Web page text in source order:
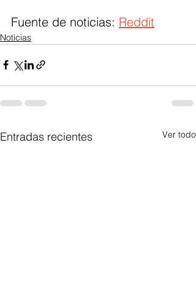
Fuente de noticias: Reddit
Noticias
Entradas recientes Ver todo